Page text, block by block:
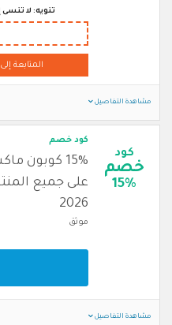
تنويه: لا تنسى
المتابعة
مشاهدة التفاصيل
كود
خصم
15%
كود خصم
15%
على جميع
2026
موثق
مشاهدة التفاصيل